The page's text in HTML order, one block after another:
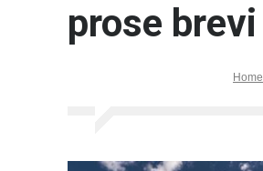
prose brevi
Home